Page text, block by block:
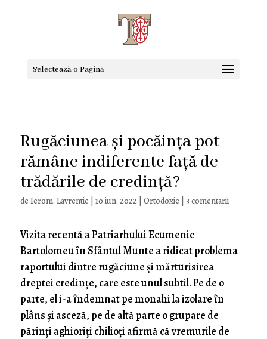
Selectează o Pagină
Rugăciunea și pocăința pot
rămâne indiferente față de
trădările de credință?
de Ierom. Lavrentie 10 iun. 2022| Ortodoxie 3 comentarii
Vizita recentă a Patriarhului Ecumenic
Bartolomeu în Sfântul Munte a ridicat problema
raportului dintre rugăciune și mărturisirea
dreptei credințe, care este unul subtil. Pe de o
parte, el i-a îndemnat pe monahi la izolare în
plâns și asceză, pe de altă parte o grupare de
părinți aghioriți chilioți afirmă că vremurile de